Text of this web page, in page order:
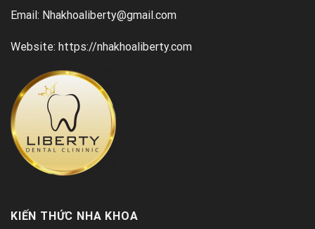
Email: Nhakhoaliberty@gmail.com
Website: https://nhakhoaliberty.com
KIẾN THỨC NHA KHOA